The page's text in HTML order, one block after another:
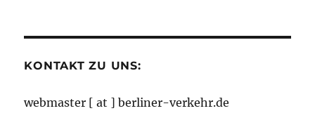
KONTAKT ZU UNS:
webmaster [ at ] berliner-verkehr.de